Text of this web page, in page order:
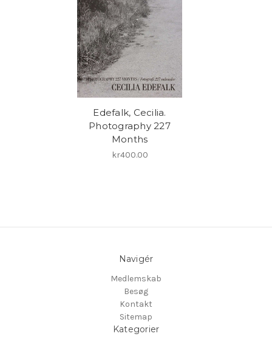
Edefalk, Cecilia.
Photography 227
Months
kr400.00
Navigér
Medlemskab
Besøg
Kontakt
Sitemap
Kategorier